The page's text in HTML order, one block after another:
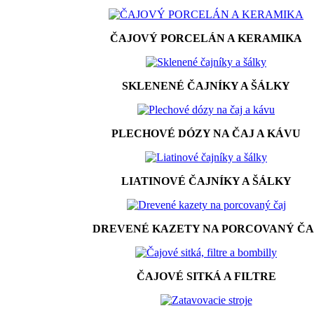
ČAJOVÝ PORCELÁN A KERAMIKA
SKLENENÉ ČAJNÍKY A ŠÁLKY
PLECHOVÉ DÓZY NA ČAJ A KÁVU
LIATINOVÉ ČAJNÍKY A ŠÁLKY
DREVENÉ KAZETY NA PORCOVANÝ
ČAJOVÉ SITKÁ A FILTRE